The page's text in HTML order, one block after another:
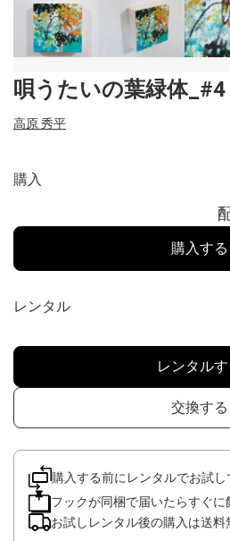
唄うたいの葉緑体_#4
高原 秀平
購入
購入する
レンタル
レンタルす
交換する
購入する前にレンタルでお試し
フックが同梱で届いたらすぐに
お試しレンタル後の購入は送料